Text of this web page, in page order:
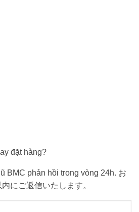
đặt hàng?
BMC phản hồi trong vòng 24h. お
にご返信いたします。